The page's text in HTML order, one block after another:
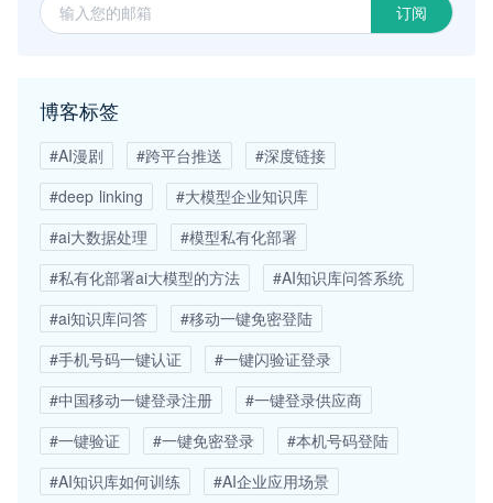
订阅
博客标签
#AI漫剧 #跨平台推送
#深度链接
#deep linking
#大模型企业知识库
#ai大数据处理
#模型私有化部署
#私有化部署ai大模型的方法
#AI知识库问答系统
#ai知识库问答
#移动一键免密登陆
#手机号码一键认证
#一键闪验证登录
#中国移动一键登录注册
#一键登录供应商
#一键验证
#一键免密登录
#本机号码登陆
#AI知识库如何训练
#AI企业应用场景